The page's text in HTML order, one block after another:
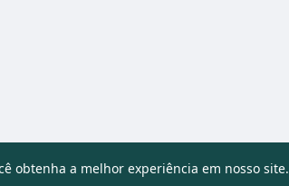
obtenha a melhor experiência em nosso site.